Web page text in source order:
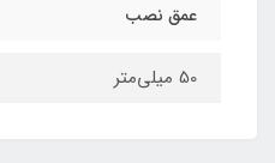
عمق نصب
50 میلی‌متر